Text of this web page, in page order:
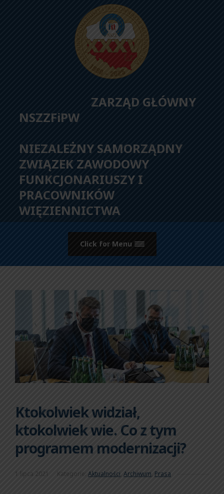
ZARZĄD GŁÓWNY
NSZZFiPW
NIEZALEŻNY SAMORZĄDNY
ZWIĄZEK ZAWODOWY
FUNKCJONARIUSZY I
PRACOWNIKÓW
WIĘZIENNICTWA
Click for Menu
Ktokolwiek widział,
ktokolwiek wie. Co z tym
programem modernizacji?
1 lipca 2021 Kategorie: Aktualności, Archiwum, Prasa